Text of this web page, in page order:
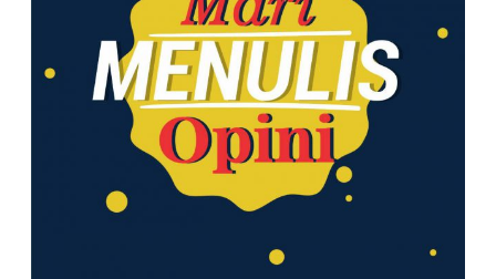
Bagi
Green
Campus
UNS